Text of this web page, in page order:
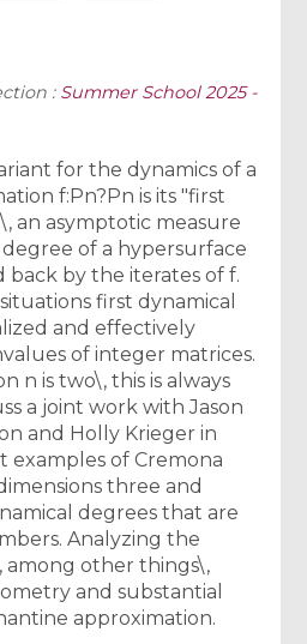
: Summer School 2025 -
for the dynamics of a
f:Pn?Pn is its "first
an asymptotic measure
of a hypersurface
by the iterates of f.
first dynamical
and effectively
of integer matrices.
n is two\, this is always
a joint work with Jason
and Holly Krieger in
examples of Cremona
three and
degrees that are
Analyzing the
among other things\,
and substantial
approximation.